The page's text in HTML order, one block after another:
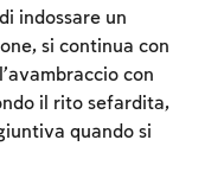
indossare un
si continua con
con
il rito sefardita,
quando si